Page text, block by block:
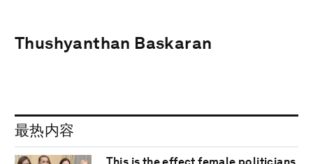
Thushyanthan Baskaran
最热内容